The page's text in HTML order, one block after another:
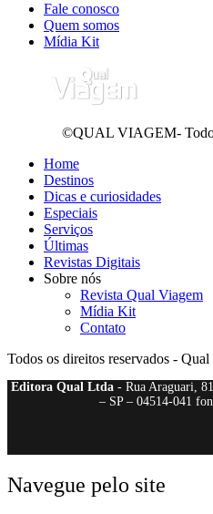
Fale conosco
Quem somos
Mídia Kit
©QUAL VIAGEM-
Home
Destinos
Dicas e curiosidades
Especiais
Serviços
Últimas
Revistas Digitais
Sobre nós
Revista Qual Viagem
Mídia Kit
Contato
Todos os direitos reservados -
Editora Qual Ltda- Rua Araguari,
– SP – 04514-041
Navegue pelo site